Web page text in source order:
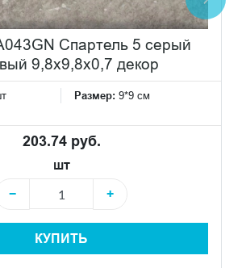
Спартель 5 серый
9,8x9,8x0,7 декор
Размер: 9*9 см
203.74 руб.
шт
−
+
КУПИТЬ